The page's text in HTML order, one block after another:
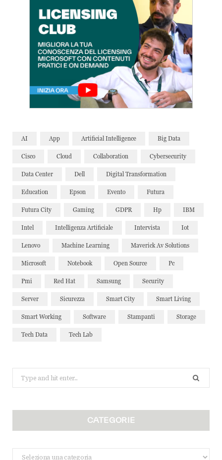
AI App Artificial Intelligence Big Data
Cisco Cloud Collaboration Cybersecurity
Data Center Dell Digital Transformation
Education Epson Evento Futura
Futura City Gaming GDPR Hp IBM
Intel Intelligenza Artificiale Intervista Iot
Lenovo Machine Learning Maverick Av Solutions
Microsoft Notebook Open Source Pc
Pmi Red Hat Samsung Security
Server Sicurezza Smart City Smart Living
Smart Working Software Stampanti Storage
Tech Data Tech Lab
for:
CATEGORIE
Categorie